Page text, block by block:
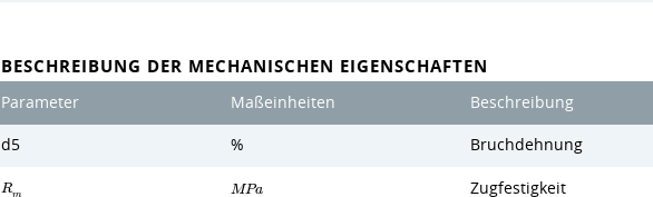
BESCHREIBUNG DER MECHANISCHEN EIGENSCHAFTEN
Parameter Maßeinheiten Beschreibung
d5 % Bruchdehnung
Rm MPa Zugfestigkeit